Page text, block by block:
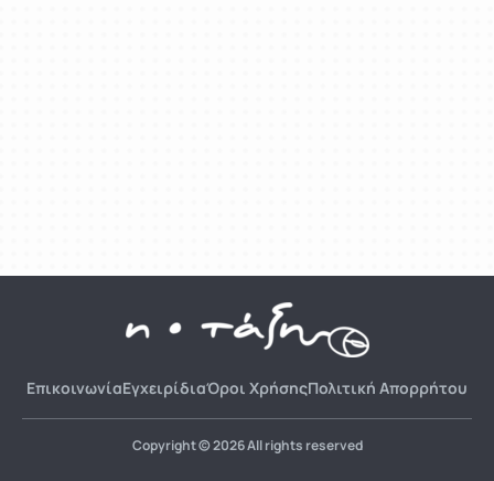
ΕπικοινωνίαΕγχειρίδιαΌροι ΧρήσηςΠολιτική Απορρήτου
Copyright © 2026 All rights reserved